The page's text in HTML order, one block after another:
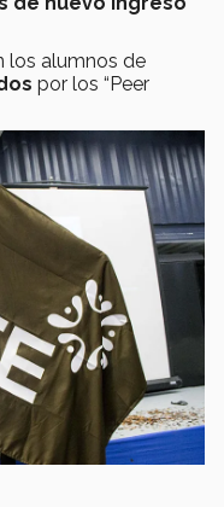
los alumnos de
por los “Peer